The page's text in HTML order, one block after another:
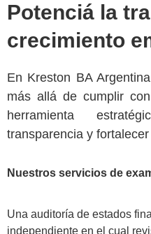
Potenciá la
crecimiento
En Kreston BA
más allá de cumplir
herramienta
transparencia y
Nuestros servicios de
Una auditoría de estados
independiente en el cual